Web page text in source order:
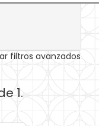
filtros avanzados
1.